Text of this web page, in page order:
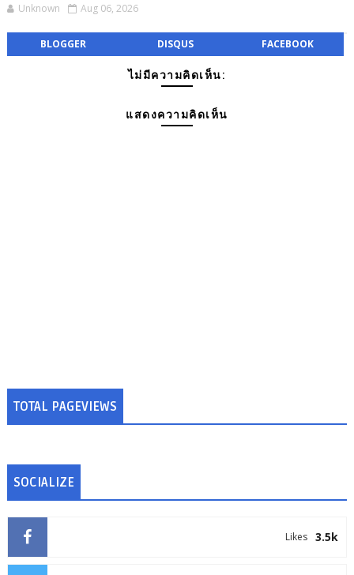
Unknown Aug 06, 2026
BLOGGER DISQUS FACEBOOK
ไม่มีความคิดเห็น:
แสดงความคิดเห็น
TOTAL PAGEVIEWS
SOCIALIZE
3.5k
Likes